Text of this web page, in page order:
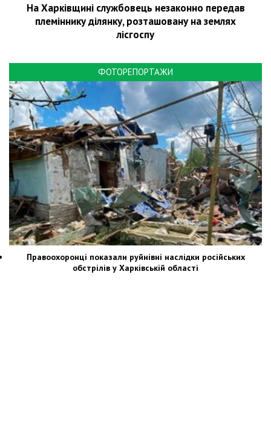
На Харківщині службовець незаконно передав
племіннику ділянку, розташовану на землях
лісгоспу
ФОТОРЕПОРТАЖИ
Правоохоронці показали руйнівні наслідки російських
обстрілів у Харківській області